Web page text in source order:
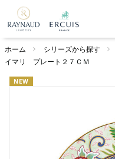
ホーム シリーズから探す
イマリ プレート２７ＣＭ
NEW